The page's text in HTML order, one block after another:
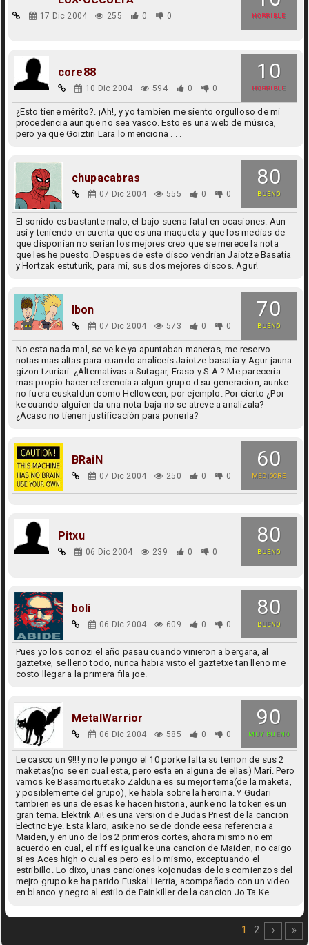
HORRIBLE
17 Dic 2004 255 0 0
10
HORRIBLE
core88
10 Dic 2004 594 0 0
¿Esto tiene mérito?. ¡Ah!, y yo tambien me siento orgulloso de mi
procedencia aunque no sea vasco. Esto es una web de música,
pero ya que Goiztiri Lara lo menciona . . .
80
BUENO
chupacabras
07 Dic 2004 555 0 0
El sonido es bastante malo, el bajo suena fatal en ocasiones. Aun
asi y teniendo en cuenta que es una maqueta y que los medias de
que disponian no serian los mejores creo que se merece la nota
que les he puesto. Despues de este disco vendrian Jaiotze Basatia
y Hortzak estuturik, para mi, sus dos mejores discos. Agur!
70
BUENO
Ibon
07 Dic 2004 573 0 0
No esta nada mal, se ve ke ya apuntaban maneras, me reservo
notas mas altas para cuando analiceis Jaiotze basatia y Agur jauna
gizon tzuriari. ¿Alternativas a Sutagar, Eraso y S.A.? Me pareceria
mas propio hacer referencia a algun grupo d su generacion, aunke
no fuera euskaldun como Helloween, por ejemplo. Por cierto ¿Por
ke cuando alguien da una nota baja no se atreve a analizala?
¿Acaso no tienen justificación para ponerla?
60
MEDIOCRE
BRaiN
07 Dic 2004 250 0 0
80
BUENO
Pitxu
06 Dic 2004 239 0 0
80
BUENO
boli
06 Dic 2004 609 0 0
Pues yo los conozi el año pasau cuando vinieron a bergara, al
gaztetxe, se lleno todo, nunca habia visto el gaztetxe tan lleno me
costo llegar a la primera fila joe.
90
MUY BUENO
MetalWarrior
06 Dic 2004 585 0 0
Le casco un 9!!! y no le pongo el 10 porke falta su temon de sus 2
maketas(no se en cual esta, pero esta en alguna de ellas) Mari. Pero
vamos ke Basamortuetako Zalduna es su mejor tema(de la maketa,
y posiblemente del grupo), ke habla sobre la heroina. Y Gudari
tambien es una de esas ke hacen historia, aunke no la token es un
gran tema. Elektrik Ai! es una version de Judas Priest de la cancion
Electric Eye. Esta klaro, asike no se de donde eesa referencia a
Maiden, y en uno de los 2 primeros cortes, ahora mismo no em
acuerdo en cual, el riff es igual ke una cancion de Maiden, no caigo
si es Aces high o cual es pero es lo mismo, exceptuando el
estribillo. Lo dixo, unas canciones kojonudas de los comienzos del
mejro grupo ke ha parido Euskal Herria, acompañado con un video
en blanco y negro al estilo de Painkiller de la cancion Jo Ta Ke.
1 2 › »